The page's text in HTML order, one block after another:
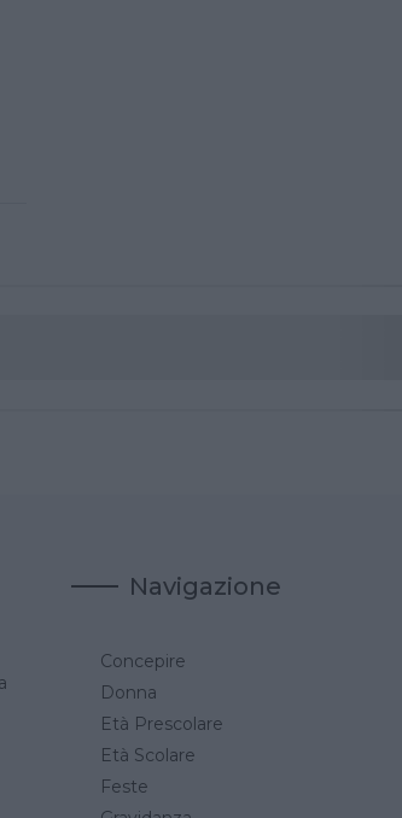
Navigazione
Concepire
Donna
Età Prescolare
Età Scolare
Feste